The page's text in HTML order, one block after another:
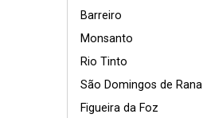
Barreiro
Monsanto
Rio Tinto
São Domingos de Rana
Figueira da Foz